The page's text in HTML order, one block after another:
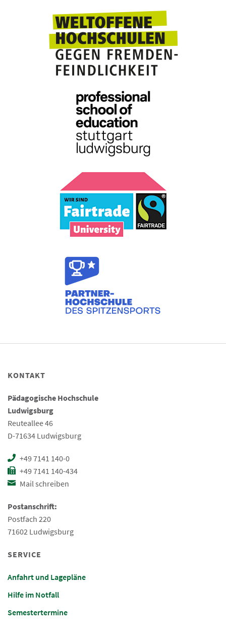
KONTAKT
Pädagogische Hochschule
Ludwigsburg
Reuteallee 46
D-71634 Ludwigsburg
+49 7141 140-0
+49 7141 140-434
Mail schreiben
Postanschrift:
Postfach 220
71602 Ludwigsburg
SERVICE
Anfahrt und Lagepläne
Hilfe im Notfall
Semestertermine